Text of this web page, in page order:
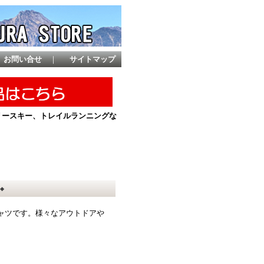
お問い合せ ｜ サイトマップ
スキー、トレイルランニングな
ツです。様々なアウトドアや